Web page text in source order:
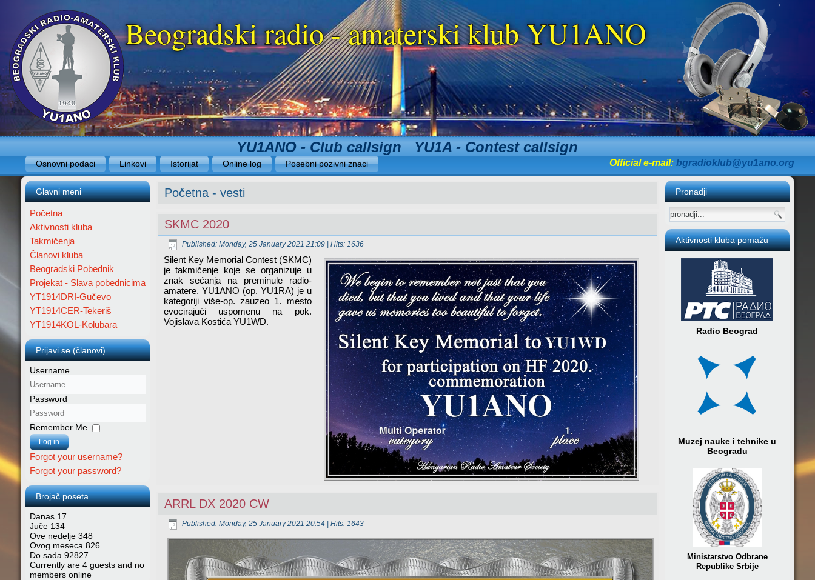
Beogradski radio - amaterski klub YU1ANO
YU1ANO - Club callsign YU1A - Contest callsign
Osnovni podaci Linkovi Istorijat Online log Posebni pozivni znaci Official e-mail: bgradioklub@yu1ano.org
Glavni meni
Početna
Aktivnosti kluba
Takmičenja
Članovi kluba
Beogradski Pobednik
Projekat - Slava pobednicima
YT1914DRI-Gučevo
YT1914CER-Tekeriš
YT1914KOL-Kolubara
Prijavi se (članovi)
Username
Password
Remember Me
Log in
Forgot your username?
Forgot your password?
Brojač poseta
Danas 17
Juče 134
Ove nedelje 348
Ovog meseca 826
Do sada 92827
Currently are 4 guests and no
members online
Početna - vesti
SKMC 2020
Published: Monday, 25 January 2021 21:09| Hits: 1636
Silent Key Memorial Contest (SKMC)
je takmičenje koje se organizuje u
znak sećanja na preminule radio-
amatere. YU1ANO (op. YU1RA) je u
kategoriji više-op. zauzeo 1. mesto
evocirajući uspomenu na pok.
Vojislava Kostića YU1WD.
ARRL DX 2020 CW
Published: Monday, 25 January 2021 20:54| Hits: 1643
Pronadji
Aktivnosti kluba pomažu
Radio Beograd
Muzej nauke i tehnike u
Beogradu
Ministarstvo Odbrane
Republike Srbije